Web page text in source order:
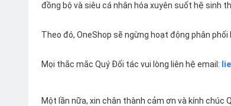
đồng bộ và siêu cá nhân hóa xuyên suốt hệ sinh
Theo đó, OneShop sẽ ngừng hoạt động phân
Mọi thắc mắc Quý Đối tác vui lòng liên hệ email:
Một lần nữa, xin chân thành cảm ơn và kính chúc